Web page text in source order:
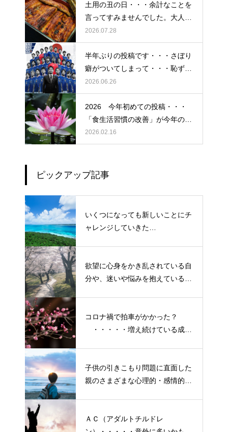
土用の丑の日・・・余計なことを
言ってすみませんでした。大人気
なかったですね・・・
2026.07.28
半年ぶりの投稿です・・・さぼり
癖がついてしまって・・・恥ずか
しぃ～ (〃ﾉωﾉ)
2026.06.26
2026 今年初めての投稿・・・
「食生活習慣の改善」が今年のテ
ーマです。
2026.02.16
ピックアップ記事
いくつになっても新しいことにチ
ャレンジしていきた
欲望に心身をかき乱されている自
分や、迷いや悩みを抱えているネ
コロナ禍で拍車がかかった？
・・・・・増え続けている成人
子供の引きこもり問題に直面した
親のさまざまな心理的・感情的な
ＡＣ（アダルトチルドレ